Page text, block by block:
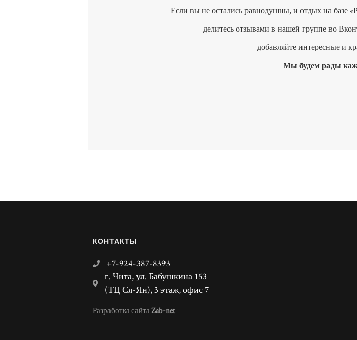
Если вы не остались равнодушны, и отдых на базе
делитесь отзывами в нашей группе во
добавляйте интересные и
Мы будем рады
КОНТАКТЫ
+7-924-387-8393
г. Чита, ул. Бабушкина 153
(ТЦ Ся-Ян), 3 этаж, офис 7
Разработка сайта Zab-net